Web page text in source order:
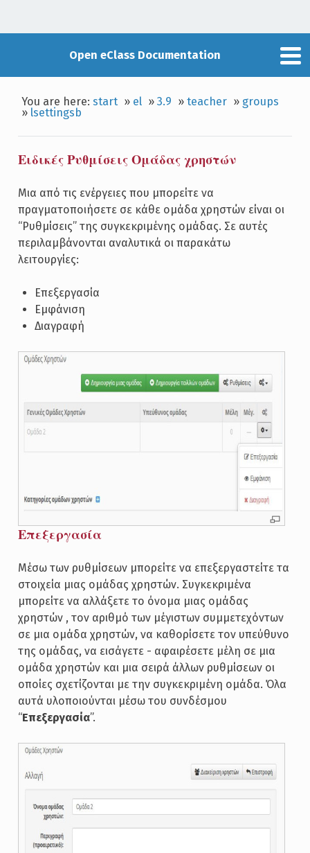
Open eClass Documentation
You are here:start » el »3.9 »teacher » groups
» lsettingsb
Ειδικές Ρυθμίσεις Ομάδας χρηστών
Μια από τις ενέργειες που μπορείτε να
πραγματοποιήσετε σε κάθε ομάδα χρηστών είναι οι
“Ρυθμίσεις” της συγκεκριμένης ομάδας. Σε αυτές
περιλαμβάνονται αναλυτικά οι παρακάτω
λειτουργίες:
Επεξεργασία
Εμφάνιση
Διαγραφή
Επεξεργασία
Μέσω των ρυθμίσεων μπορείτε να επεξεργαστείτε τα
στοιχεία μιας ομάδας χρηστών. Συγκεκριμένα
μπορείτε να αλλάξετε το όνομα μιας ομάδας
χρηστών , τον αριθμό των μέγιστων συμμετεχόντων
σε μια ομάδα χρηστών, να καθορίσετε τον υπεύθυνο
της ομάδας, να εισάγετε - αφαιρέσετε μέλη σε μια
ομάδα χρηστών και μια σειρά άλλων ρυθμίσεων οι
οποίες σχετίζονται με την συγκεκριμένη ομάδα. Όλα
αυτά υλοποιούνται μέσω του συνδέσμου
“Επεξεργασία”.